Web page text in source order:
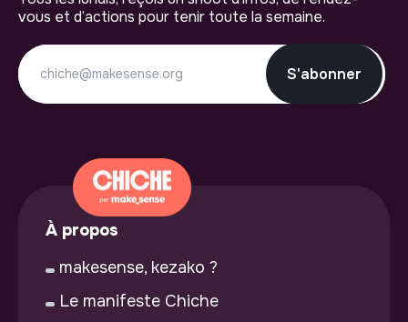
vous et d’actions pour tenir toute la semaine.
S'abonner
À propos
makesense, kezako ?
Le manifeste Chiche